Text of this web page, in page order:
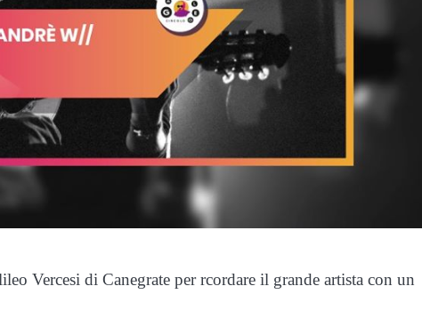
Vercesi di Canegrate per rcordare il grande artista con un